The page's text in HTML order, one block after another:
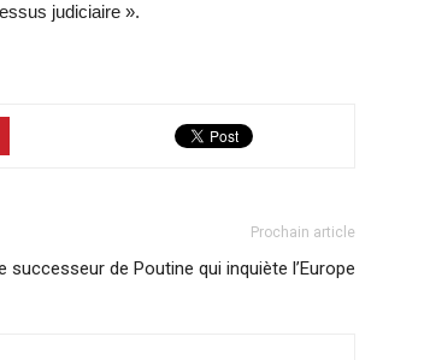
judiciaire ».
Prochain article
successeur de Poutine qui inquiète l’Europe